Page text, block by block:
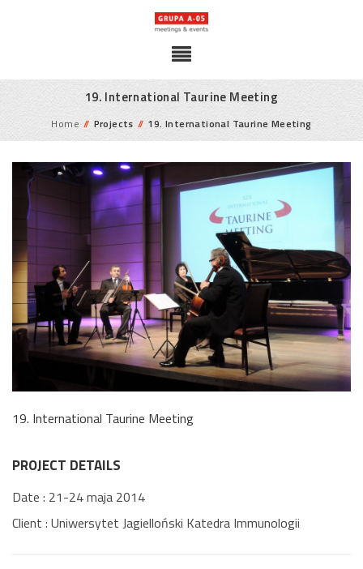
19. International Taurine Meeting
Home // Projects // 19. International Taurine Meeting
19. International Taurine Meeting
PROJECT DETAILS
Date : 21-24 maja 2014
Client : Uniwersytet Jagielloński Katedra Immunologii